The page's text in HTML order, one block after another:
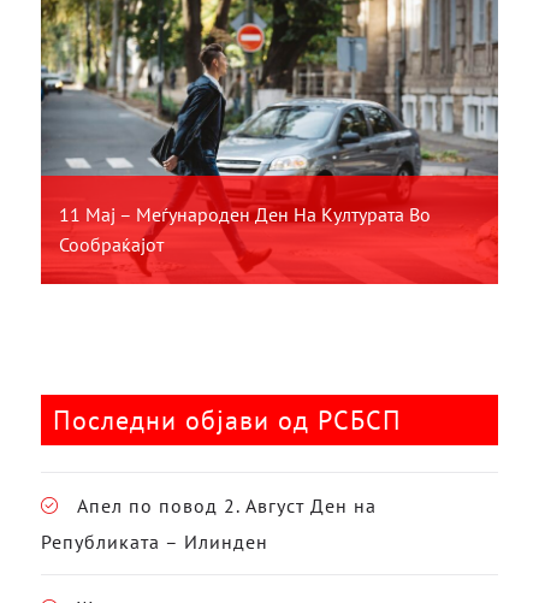
11 Мај – Меѓународен Ден На Културата Во
Сообраќајот
Последни објави од РСБСП
Апел по повод 2. Август Ден на
Републиката – Илинден